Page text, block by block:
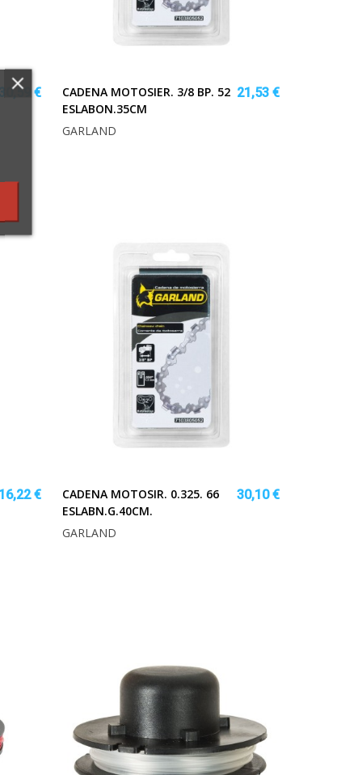
30,59 €
CADENA MOTOSIER. 3/8 BP. 52
ESLABON.35CM
21,53 €
GARLAND
16,22 €
CADENA MOTOSIR. 0.325. 66
ESLABN.G.40CM.
30,10 €
GARLAND